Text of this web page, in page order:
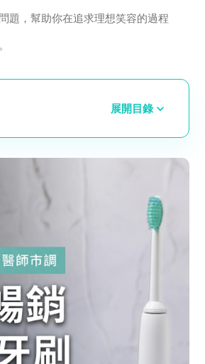
題，幫助你在追求理想笑容的過程
展開目錄